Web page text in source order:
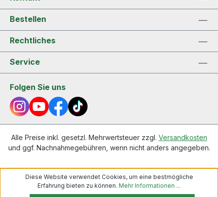
Bestellen
Rechtliches
Service
Folgen Sie uns
Alle Preise inkl. gesetzl. Mehrwertsteuer zzgl. Versandkosten
und ggf. Nachnahmegebühren, wenn nicht anders angegeben.
Diese Website verwendet Cookies, um eine bestmögliche
Erfahrung bieten zu können. Mehr Informationen ...